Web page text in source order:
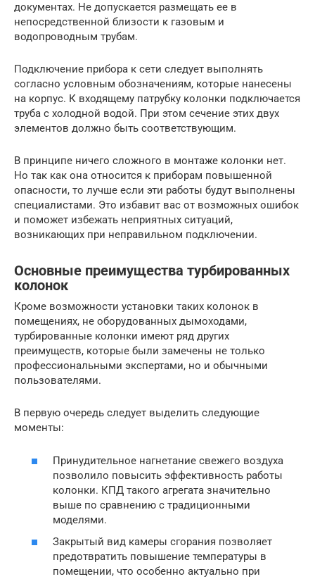
документах. Не допускается размещать ее в
непосредственной близости к газовым и
водопроводным трубам.
Подключение прибора к сети следует выполнять
согласно условным обозначениям, которые нанесены
на корпус. К входящему патрубку колонки подключается
труба с холодной водой. При этом сечение этих двух
элементов должно быть соответствующим.
В принципе ничего сложного в монтаже колонки нет.
Но так как она относится к приборам повышенной
опасности, то лучше если эти работы будут выполнены
специалистами. Это избавит вас от возможных ошибок
и поможет избежать неприятных ситуаций,
возникающих при неправильном подключении.
Основные преимущества турбированных
колонок
Кроме возможности установки таких колонок в
помещениях, не оборудованных дымоходами,
турбированные колонки имеют ряд других
преимуществ, которые были замечены не только
профессиональными экспертами, но и обычными
пользователями.
В первую очередь следует выделить следующие
моменты:
Принудительное нагнетание свежего воздуха
позволило повысить эффективность работы
колонки. КПД такого агрегата значительно
выше по сравнению с традиционными
моделями.
Закрытый вид камеры сгорания позволяет
предотвратить повышение температуры в
помещении, что особенно актуально при